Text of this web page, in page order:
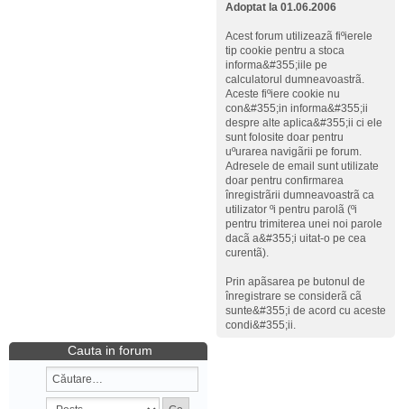
Adoptat la 01.06.2006
Acest forum utilizeazã fiºierele
tip cookie pentru a stoca
informa&#355;iile pe
calculatorul dumneavoastrã.
Aceste fiºiere cookie nu
con&#355;in informa&#355;ii
despre alte aplica&#355;ii ci ele
sunt folosite doar pentru
uºurarea navigãrii pe forum.
Adresele de email sunt utilizate
doar pentru confirmarea
înregistrãrii dumneavoastrã ca
utilizator ºi pentru parolã (ºi
pentru trimiterea unei noi parole
dacã a&#355;i uitat-o pe cea
curentã).
Prin apãsarea pe butonul de
înregistrare se considerã cã
sunte&#355;i de acord cu aceste
condi&#355;ii.
Cauta in forum